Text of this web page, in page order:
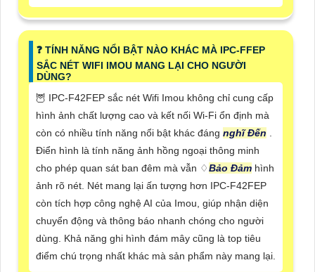
❓ TÍNH NĂNG NỔI BẬT NÀO KHÁC MÀ IPC-FFEP
SẮC NÉT WIFI IMOU MANG LẠI CHO NGƯỜI
DÙNG?
🦉 IPC-F42FEP sắc nét Wifi Imou không chỉ cung cấp
hình ảnh chất lượng cao và kết nối Wi-Fi ổn định mà
còn có nhiều tính năng nổi bật khác đáng nghĩ Đến
Điển hình là tính năng ảnh hồng ngoại thông minh
cho phép quan sát ban đêm mà vẫn ♢Bảo Đảm hình
ảnh rõ nét. Nét mang lại ấn tượng hơn IPC-F42FEP
còn tích hợp công nghệ AI của Imou, giúp nhận diện
chuyển động và thông báo nhanh chóng cho người
dùng. Khả năng ghi hình đám mây cũng là top tiêu
điểm chú trọng nhất khác mà sản phẩm này mang lại.